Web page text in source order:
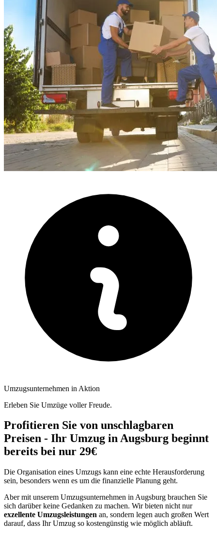
Umzugsunternehmen in Aktion
Erleben Sie Umzüge voller Freude.
Profitieren Sie von unschlagbaren
Preisen - Ihr Umzug in Augsburg beginnt
bereits bei nur 29€
Die Organisation eines Umzugs kann eine echte Herausforderung
sein, besonders wenn es um die finanzielle Planung geht.
Aber mit unserem Umzugsunternehmen in Augsburg brauchen Sie
sich darüber keine Gedanken zu machen. Wir bieten nicht nur
exzellente Umzugsleistungen an, sondern legen auch großen Wert
darauf, dass Ihr Umzug so kostengünstig wie möglich abläuft.